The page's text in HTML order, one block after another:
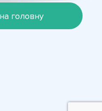
головну